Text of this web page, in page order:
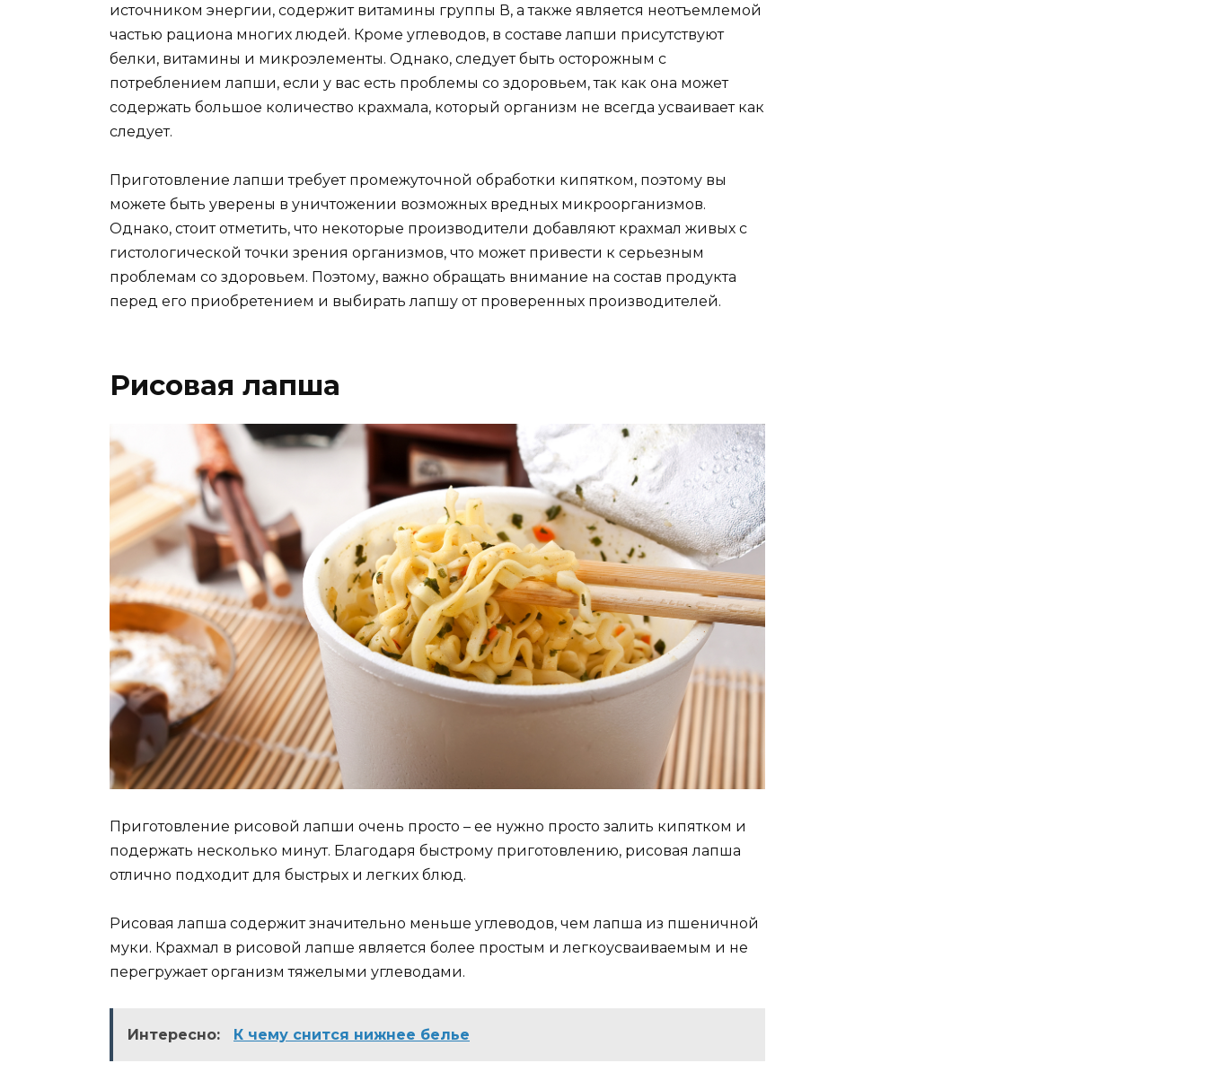
источником энергии, содержит витамины группы В, а также является неотъемлемой
частью рациона многих людей. Кроме углеводов, в составе лапши присутствуют
белки, витамины и микроэлементы. Однако, следует быть осторожным с
потреблением лапши, если у вас есть проблемы со здоровьем, так как она может
содержать большое количество крахмала, который организм не всегда усваивает как
следует.
Приготовление лапши требует промежуточной обработки кипятком, поэтому вы
можете быть уверены в уничтожении возможных вредных микроорганизмов.
Однако, стоит отметить, что некоторые производители добавляют крахмал живых с
гистологической точки зрения организмов, что может привести к серьезным
проблемам со здоровьем. Поэтому, важно обращать внимание на состав продукта
перед его приобретением и выбирать лапшу от проверенных производителей.
Рисовая лапша
Приготовление рисовой лапши очень просто – ее нужно просто залить кипятком и
подержать несколько минут. Благодаря быстрому приготовлению, рисовая лапша
отлично подходит для быстрых и легких блюд.
Рисовая лапша содержит значительно меньше углеводов, чем лапша из пшеничной
муки. Крахмал в рисовой лапше является более простым и легкоусваиваемым и не
перегружает организм тяжелыми углеводами.
Интересно: К чему снится нижнее белье